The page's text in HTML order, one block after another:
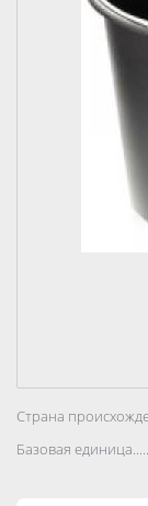
Страна
Базовая